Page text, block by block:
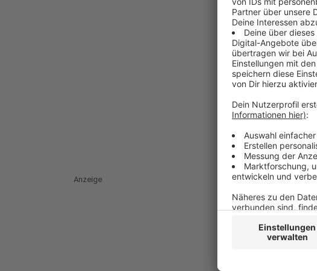
Anzeige